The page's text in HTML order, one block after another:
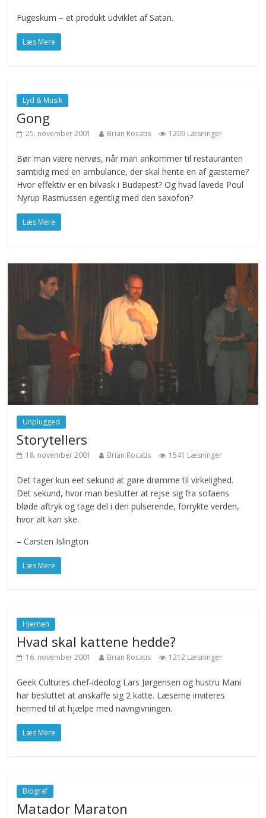
Fugeskum – et produkt udviklet af Satan.
Læs Mere
Lyd & Musik
Gong
25. november 2001 Brian Rocatis 1209 Læsninger
Bør man være nervøs, når man ankommer til restauranten
samtidig med en ambulance, der skal hente en af gæsterne?
Hvor effektiv er en bilvask i Budapest? Og hvad lavede Poul
Nyrup Rasmussen egentlig med den saxofon?
Læs Mere
Unplugged
Storytellers
18. november 2001 Brian Rocatis 1541 Læsninger
Det tager kun eet sekund at gøre drømme til virkelighed.
Det sekund, hvor man beslutter at rejse sig fra sofaens
bløde aftryk og tage del i den pulserende, forrykte verden,
hvor alt kan ske.
– Carsten Islington
Læs Mere
Hjernen
Hvad skal kattene hedde?
16. november 2001 Brian Rocatis 1212 Læsninger
Geek Cultures chef-ideolog Lars Jørgensen og hustru Mani
har besluttet at anskaffe sig 2 katte. Læserne inviteres
hermed til at hjælpe med navngivningen.
Læs Mere
Biograf
Matador Maraton